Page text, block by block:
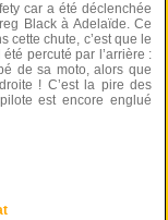
car a été déclenchée
Black à Adelaïde. Ce
cette chute, c’est que le
percuté par l’arrière :
de sa moto, alors que
! C’est la pire des
est encore englué